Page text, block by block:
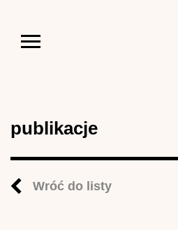
publikacje
Wróć do listy